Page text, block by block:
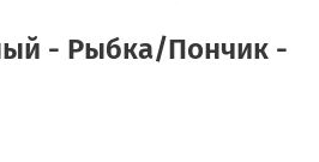
- Рыбка/Пончик -